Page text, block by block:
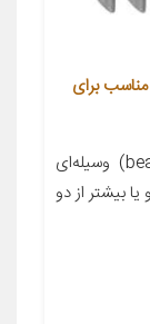
یاتاقان ثابت توسن مدل TSB50MAINEF7 مناسب برای
معرفی محصول یاتاقان (به انگلیسی: bearing) وسیله‌ای
بیشتر از دو